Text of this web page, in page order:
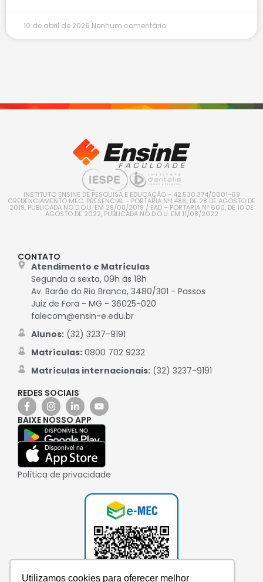
Utilizamos cookies para oferecer melhor
10 de abril de 2026 Nenhum comentário
INSTITUTO ENSINE DE PESQUISA E EDUCAÇÃO - 42.530.374/0001-69
CREDENCIAMENTO MEC: PRESENCIAL - PORTARIA Nº1.486, DE 28 DE AGOSTO DE
2019, PUBLICADA NO D.O.U. EM 29/08/2019 / EAD – PORTARIA Nº 600, DE 10 DE
AGOSTO DE 2022, PUBLICADA NO D.O.U. EM 11/08/2022
CONTATO
Atendimento e Matrículas
Segunda a sexta, 09h às 18h
Av. Barão do Rio Branco, 3480/301 - Passos
Juiz de Fora - MG - 36025-020
falecom@ensin-e.edu.br
Alunos:(32) 3237-9191
Matrículas:0800 702 9232
Matrículas internacionais:(32) 3237-9191
REDES SOCIAIS
BAIXE NOSSO APP
Política de privacidade